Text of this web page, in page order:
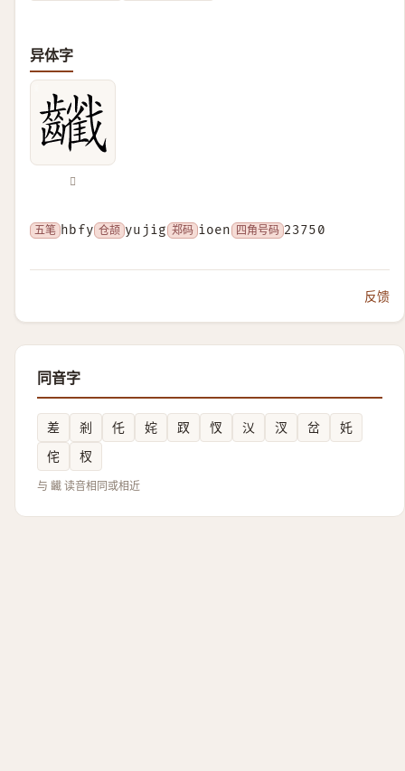
异体字
𪙻
五笔 hbfy 仓颉 yujig 郑码 ioen 四角号码 23750
反馈
同音字
差 剎 仛 姹 䟕 㣾 㲼 汊 岔
奼
侘
杈
与 䶪 读音相同或相近